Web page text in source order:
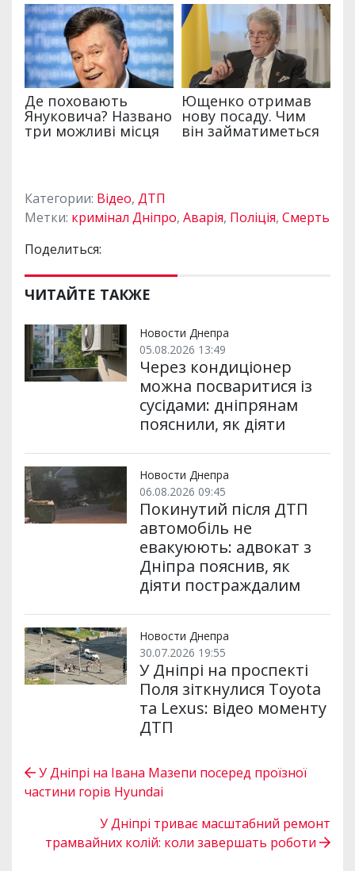
Категории: Відео, ДТП
Метки: кримінал Дніпро, Аварія, Поліція, Смерть
Поделиться:
ЧИТАЙТЕ ТАКЖЕ
Новости Днепра
05.08.2026 13:49
Через кондиціонер
можна посваритися із
сусідами: дніпрянам
пояснили, як діяти
Новости Днепра
06.08.2026 09:45
Покинутий після ДТП
автомобіль не
евакуюють: адвокат з
Дніпра пояснив, як
діяти постраждалим
Новости Днепра
30.07.2026 19:55
У Дніпрі на проспекті
Поля зіткнулися Toyota
та Lexus: відео моменту
ДТП
У Дніпрі на Івана Мазепи посеред проїзної
частини горів Hyundai
У Дніпрі триває масштабний ремонт
трамвайних колій: коли завершать роботи